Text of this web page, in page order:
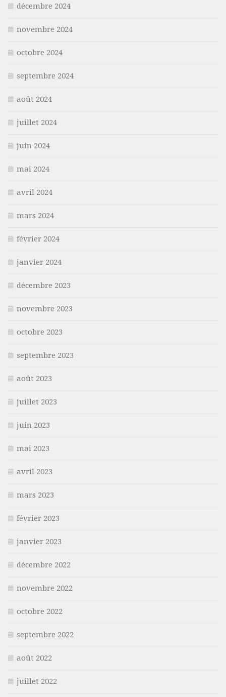
décembre 2024
novembre 2024
octobre 2024
septembre 2024
août 2024
juillet 2024
juin 2024
mai 2024
avril 2024
mars 2024
février 2024
janvier 2024
décembre 2023
novembre 2023
octobre 2023
septembre 2023
août 2023
juillet 2023
juin 2023
mai 2023
avril 2023
mars 2023
février 2023
janvier 2023
décembre 2022
novembre 2022
octobre 2022
septembre 2022
août 2022
juillet 2022